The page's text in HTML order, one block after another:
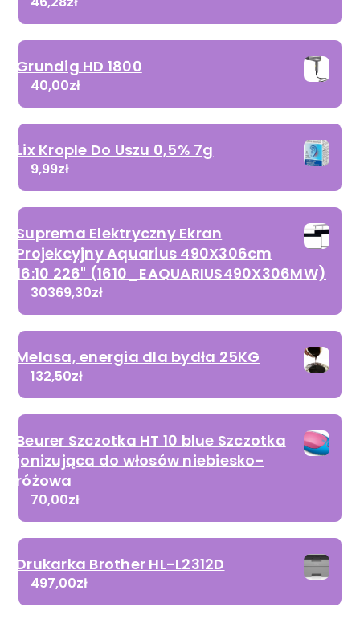
Grundig HD 1800
40,00zł
Lix Krople Do Uszu 0,5% 7g
9,99zł
Suprema Elektryczny Ekran
Projekcyjny Aquarius 490X306cm
16:10 226" (1610_EAQUARIUS490X306MW)
30369,30zł
Melasa, energia dla bydła 25KG
132,50zł
Beurer Szczotka HT 10 blue Szczotka
jonizująca do włosów niebiesko-
różowa
70,00zł
Drukarka Brother HL-L2312D
497,00zł